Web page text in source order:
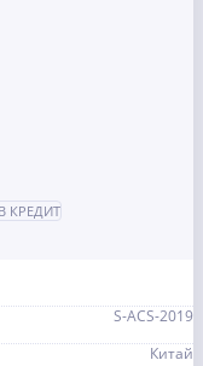
КРЕДИТ
S-ACS-2019
Китай